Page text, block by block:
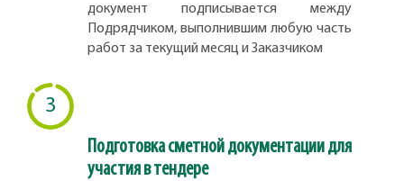
документ подписывается между
Подрядчиком, выполнившим любую часть
работ за текущий месяц и Заказчиком
3
Подготовка сметной документации для
участия в тендере